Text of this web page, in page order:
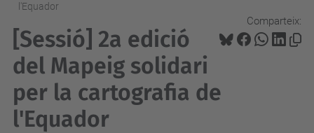
l'Equador
Comparteix:
[Sessió] 2a edició
del Mapeig solidari
per la cartografia de
l'Equador